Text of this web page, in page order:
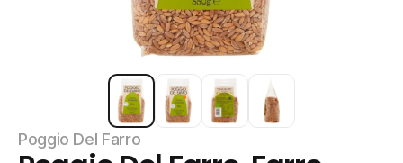
Poggio Del Farro